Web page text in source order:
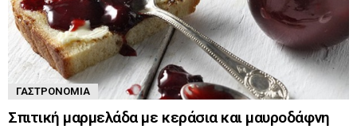
ΓΑΣΤΡΟΝΟΜΊΑ
Σπιτική μαρμελάδα με κεράσια και μαυροδάφνη